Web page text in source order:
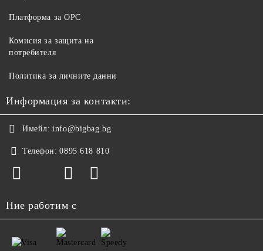
Платформа за ОРС
Комисия за защита на
потребителя
Политика за личните данни
Информация за контакти:
Имейл: info@bigbag.bg
Телефон: 0895 618 810
Ние работим с